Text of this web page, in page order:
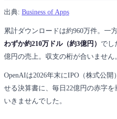
出典: Business of Apps
累計ダウンロードは約960万件。一
わずか約210万ドル（約3億円） でし
億円の売上。収支の桁が合いません
OpenAIは2026年末にIPO（株式公
せる決算書に、毎日22億円の赤字
いきませんでした。